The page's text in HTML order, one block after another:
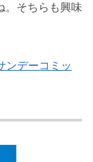
。そちらも興味
ンデーコミッ